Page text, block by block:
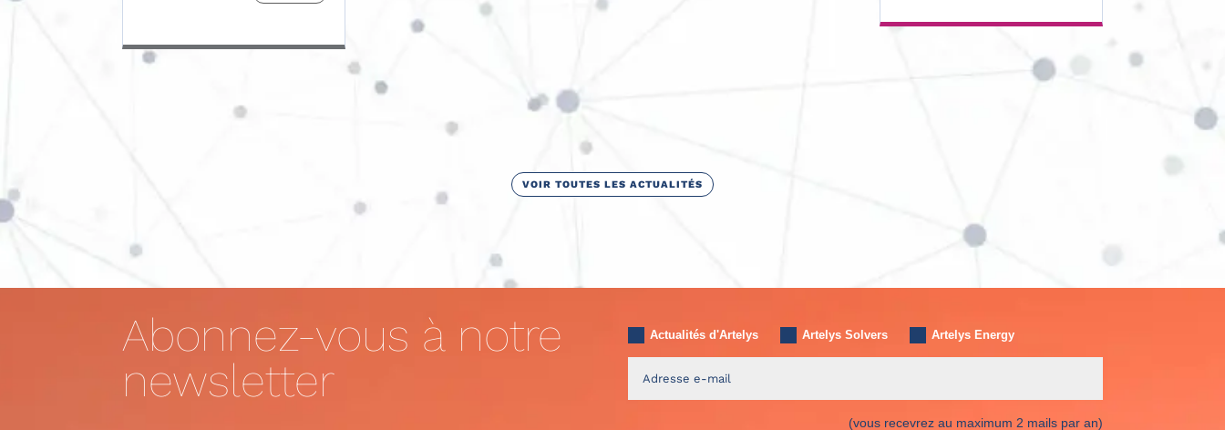
VOIR TOUTES LES ACTUALITÉS
Abonnez-vous à notre
newsletter
Actualités d'Artelys Artelys Solvers Artelys Energy
(vous recevrez au maximum 2 mails par an)